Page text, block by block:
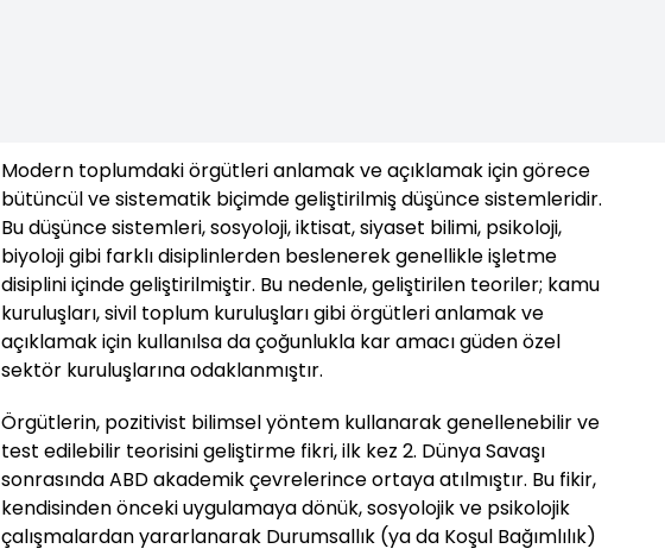
Modern toplumdaki örgütleri anlamak ve açıklamak için görece
bütüncül ve sistematik biçimde geliştirilmiş düşünce sistemleridir.
Bu düşünce sistemleri, sosyoloji, iktisat, siyaset bilimi, psikoloji,
biyoloji gibi farklı disiplinlerden beslenerek genellikle işletme
disiplini içinde geliştirilmiştir. Bu nedenle, geliştirilen teoriler; kamu
kuruluşları, sivil toplum kuruluşları gibi örgütleri anlamak ve
açıklamak için kullanılsa da çoğunlukla kar amacı güden özel
sektör kuruluşlarına odaklanmıştır.
Örgütlerin, pozitivist bilimsel yöntem kullanarak genellenebilir ve
test edilebilir teorisini geliştirme fikri, ilk kez 2. Dünya Savaşı
sonrasında ABD akademik çevrelerince ortaya atılmıştır. Bu fikir,
kendisinden önceki uygulamaya dönük, sosyolojik ve psikolojik
çalışmalardan yararlanarak Durumsallık (ya da Koşul Bağımlılık)